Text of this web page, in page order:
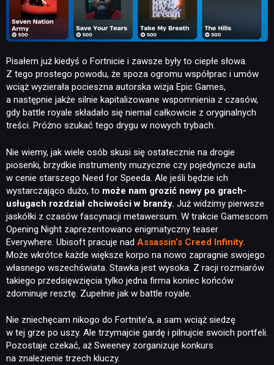
Pisałem już kiedyś o Fortnicie i zawsze były to ciepłe słowa.
Z tego prostego powodu, że spoza ogromu współprac i umów
wciąż wyzierała pocieszna autorska wizja Epic Games,
a następnie jakże silnie kapitalizowane wspomnienia z czasów,
gdy battle royale składało się niemal całkowicie z oryginalnych
treści. Próżno szukać tego drygu w nowych trybach.
Nie wiemy, jak wiele osób skusi się ostatecznie na drogie
piosenki, brzydkie instrumenty muzyczne czy pojedyncze auta
w cenie starszego Need for Speeda. Ale jeśli będzie ich
wystarczająco dużo, to może nam grozić nowy po grach-
usługach rozdział chciwości w branży. Już widzimy pierwsze
jaskółki z czasów fascynacji metawersum. W trakcie Gamescom
Opening Night zaprezentowano enigmatyczny teaser
Everywhere. Ubisoft pracuje nad Assassin’s Creed Infinity.
Może wkrótce każde większe korpo na nowo zapragnie swojego
własnego wszechświata. Stawka jest wysoka. Z racji rozmiarów
takiego przedsięwzięcia tylko jedna firma koniec końców
zdominuje resztę. Zupełnie jak w battle royale.
Nie zniechęcam nikogo do Fortnite’a, a sam wciąż siedzę
w tej grze po uszy. Ale trzymajcie gardę i pilnujcie swoich portfeli.
Pozostaje czekać, aż Sweeney zorganizuje konkurs
na znalezienie trzech kluczy.